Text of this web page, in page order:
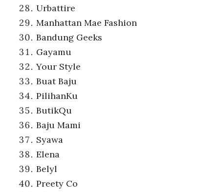
Urbattire
Manhattan Mae Fashion
Bandung Geeks
Gayamu
Your Style
Buat Baju
PilihanKu
ButikQu
Baju Mami
Syawa
Elena
Belyl
Preety Co